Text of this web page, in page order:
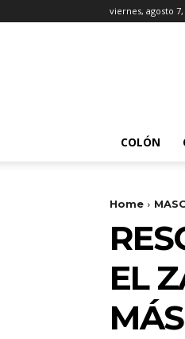
viernes, agosto 7,
COLÓN
Home
EL